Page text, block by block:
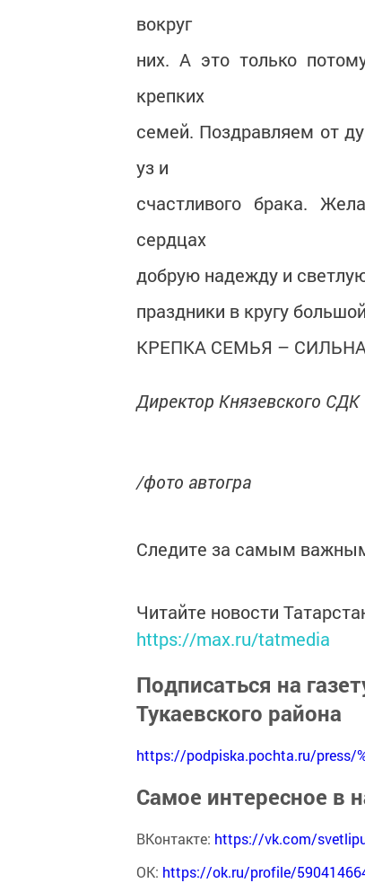
вокруг
них. А это только
крепких
семей. Поздравляем от
уз и
счастливого брака.
сердцах
добрую надежду и
праздники в кругу
КРЕПКА СЕМЬЯ –
Директор Князевского СДК
/фото автогра
Следите за самым
Читайте новости
https://max.ru/tatmedia
Подписаться на
Тукаевского района
https://podpiska.pochta.ru/press/
Самое интересное в
ВКонтакте: https://vk.com/
ОК: https://ok.ru/profile/